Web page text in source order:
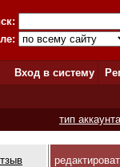
Вход в систему
тип аккаунта